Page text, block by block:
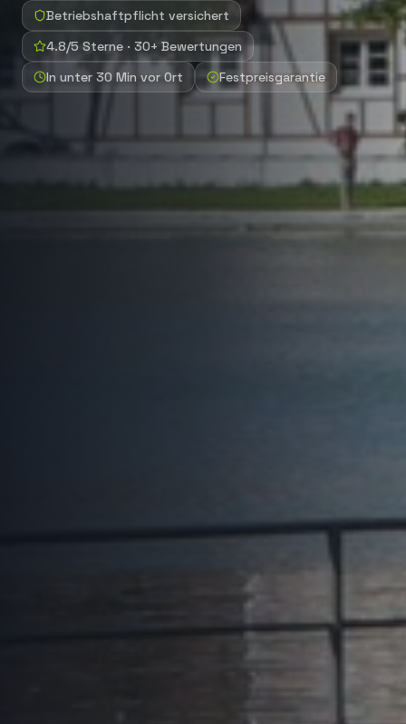
Betriebshaftpflicht versichert
4.8/5 Sterne · 30+ Bewertungen
In unter 30 Min vor Ort
Festpreisgarantie